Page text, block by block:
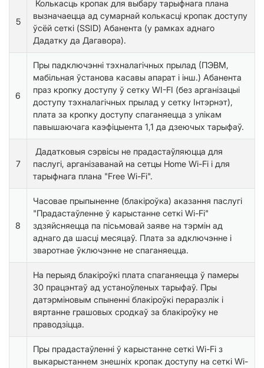
5
Колькасць кропак для выбару тарыфнага плана
вызначаецца ад сумарнай колькасці кропак доступу
ўсёй сеткі (SSID) Абанента (у рамках аднаго
Дадатку да Дагавора).
6
Пры падключэнні тэхналагічных прылад (ПЭВМ,
мабільная ўстанова касавы апарат і інш.) Абанента
праз кропку доступу ў сетку WI-FI (без арганізацыі
доступу тэхналагічных прылад у сетку Інтэрнэт),
плата за кропку доступу спаганяецца з улікам
павышаючага каэфіцыента 1,1 да дзеючых тарыфаў.
7
Дадатковыя сэрвісы не прадастаўляюцца для
паслугі, арганізаванай на сетцы Home Wi-Fi і для
тарыфнага плана "Free Wi-Fi".
8
Часовае прыпыненне (блакіроўка) аказання паслугі
"Прадастаўленне ў карыстанне сеткі Wi-Fi"
здзяйсняецца па пісьмовай заяве на тэрмін ад
аднаго да шасці месяцаў. Плата за адключэнне і
зваротнае ўключэнне не спаганяецца.
На перыяд блакіроўкі плата спаганяецца ў памеры
30 працэнтаў ад устаноўленых тарыфаў. Пры
датэрміновым спыненні блакіроўкі пераразлік і
вяртанне грашовых сродкаў за блакіроўку не
праводзiцца.
Пры прадастаўленні ў карыстанне сеткі Wi-Fi з
выкарыстаннем знешніх кропак доступу на сеткі Wi-